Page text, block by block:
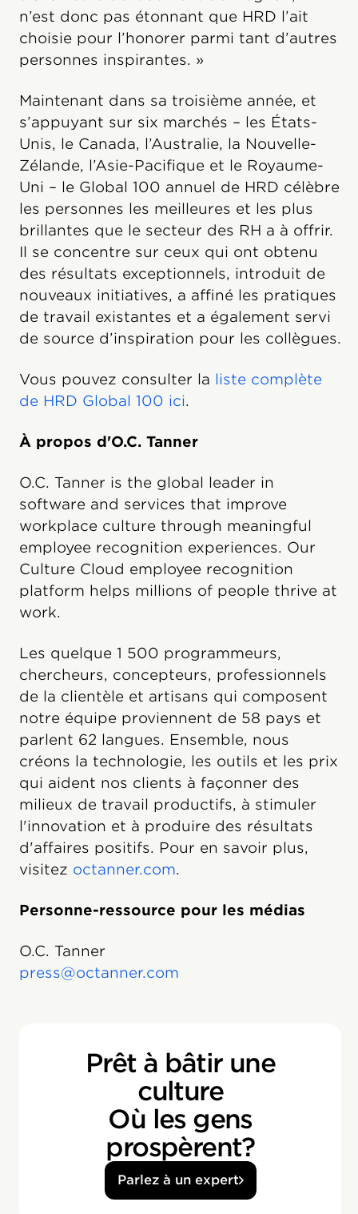
n’est donc pas étonnant que HRD l’ait
choisie pour l’honorer parmi tant d’autres
personnes inspirantes. »
Maintenant dans sa troisième année, et
s’appuyant sur six marchés – les États-
Unis, le Canada, l’Australie, la Nouvelle-
Zélande, l’Asie-Pacifique et le Royaume-
Uni – le Global 100 annuel de HRD célèbre
les personnes les meilleures et les plus
brillantes que le secteur des RH a à offrir.
Il se concentre sur ceux qui ont obtenu
des résultats exceptionnels, introduit de
nouveaux initiatives, a affiné les pratiques
de travail existantes et a également servi
de source d’inspiration pour les collègues.
Vous pouvez consulter la liste complète
de HRD Global 100 ici.
À propos d'O.C. Tanner
O.C. Tanner is the global leader in
software and services that improve
workplace culture through meaningful
employee recognition experiences. Our
Culture Cloud employee recognition
platform helps millions of people thrive at
work.
Les quelque 1 500 programmeurs,
chercheurs, concepteurs, professionnels
de la clientèle et artisans qui composent
notre équipe proviennent de 58 pays et
parlent 62 langues. Ensemble, nous
créons la technologie, les outils et les prix
qui aident nos clients à façonner des
milieux de travail productifs, à stimuler
l'innovation et à produire des résultats
d'affaires positifs. Pour en savoir plus,
visitez octanner.com.
Personne-ressource pour les médias
O.C. Tanner
press@octanner.com
Prêt à bâtir une
culture
Où les gens
prospèrent?
Parlez à un expert